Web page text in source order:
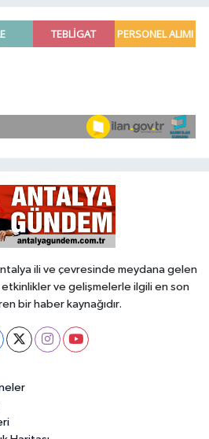
ili ve çevresinde meydana gelen
ve gelişmelerle ilgili en son
bir haber kaynağıdır.